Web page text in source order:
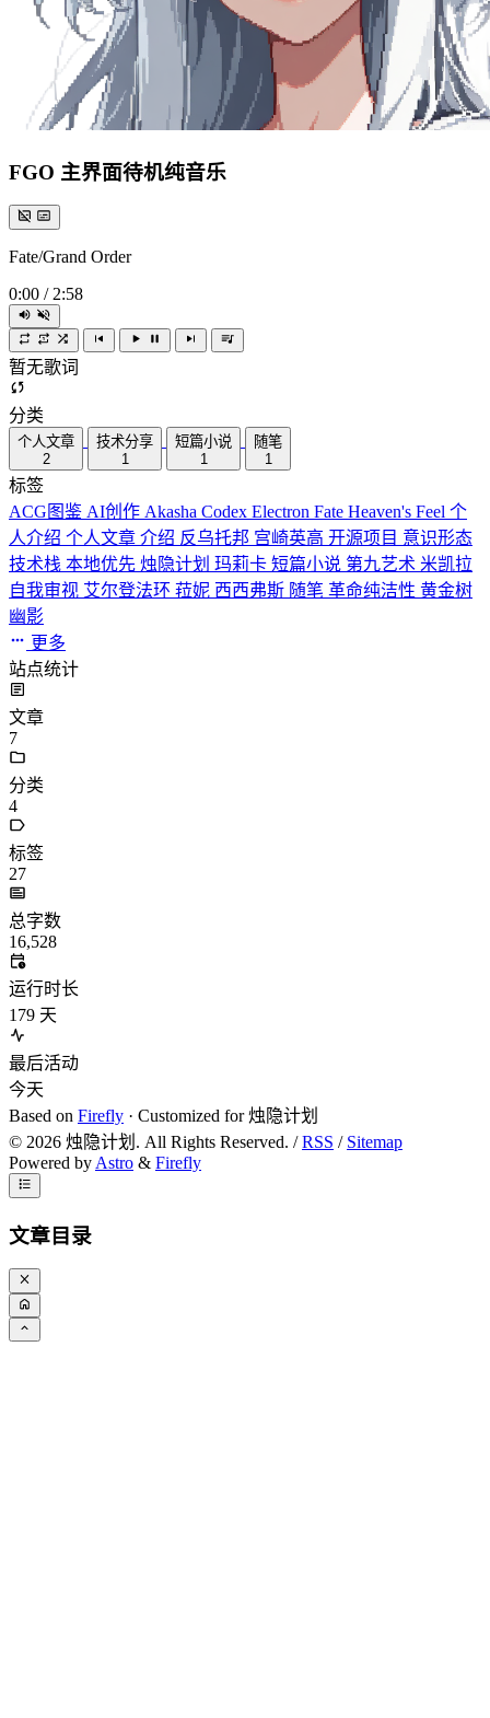
FGO 主界面待机纯音乐
Fate/Grand Order
0:00 / 2:58
暂无歌词
分类
个人文章
2
技术分享
1
短篇小说
1
随笔
1
标签
ACG图鉴 AI创作 Akasha Codex Electron Fate Heaven's Feel 个
人介绍 个人文章 介绍 反乌托邦 宫崎英高 开源项目 意识形态
技术栈 本地优先 烛隐计划 玛莉卡 短篇小说 第九艺术 米凯拉
自我审视 艾尔登法环 菈妮 西西弗斯 随笔 革命纯洁性 黄金树
幽影
更多
站点统计
文章
7
分类
4
标签
27
总字数
16,528
运行时长
179 天
最后活动
今天
Based on Firefly · Customized for 烛隐计划
© 2026 烛隐计划. All Rights Reserved. /RSS / Sitemap
Powered byAstro & Firefly
文章目录